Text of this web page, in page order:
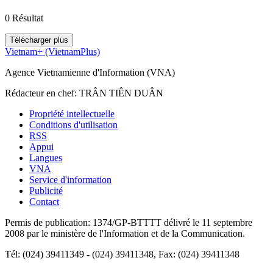
0 Résultat
Télécharger plus
Vietnam+ (VietnamPlus)
Agence Vietnamienne d'Information (VNA)
Rédacteur en chef: TRÂN TIÊN DUÂN
Propriété intellectuelle
Conditions d'utilisation
RSS
Appui
Langues
VNA
Service d'information
Publicité
Contact
Permis de publication: 1374/GP-BTTTT délivré le 11 septembre
2008 par le ministère de l'Information et de la Communication.
Tél: (024) 39411349 - (024) 39411348, Fax: (024) 39411348